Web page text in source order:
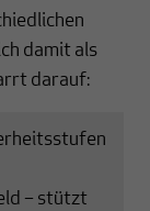
damit als
darauf:
– stützt